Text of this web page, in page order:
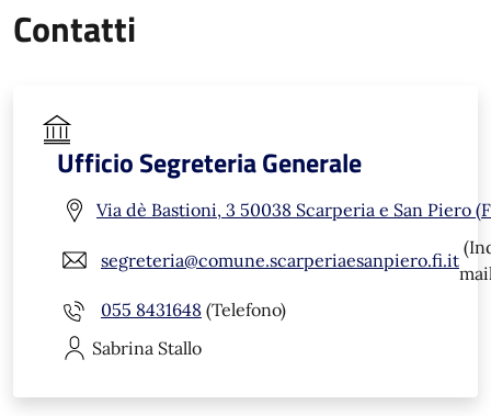
Contatti
Ufficio Segreteria Generale
Via dè Bastioni, 3 50038 Scarperia e San Piero
segreteria@comune.scarperiaesanpiero.fi.it
055 8431648 (Telefono)
Sabrina Stallo